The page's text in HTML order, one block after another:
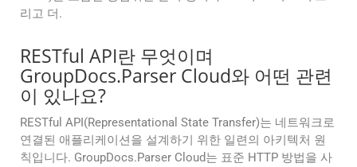
리고 더.
RESTful API란 무엇이며
GroupDocs.Parser Cloud와 어떤 관련
이 있나요?
RESTful API(Representational State Transfer)는 네트워크로
연결된 애플리케이션을 설계하기 위한 일련의 아키텍처 원
칙입니다. GroupDocs.Parser Cloud는 표준 HTTP 방법을 사